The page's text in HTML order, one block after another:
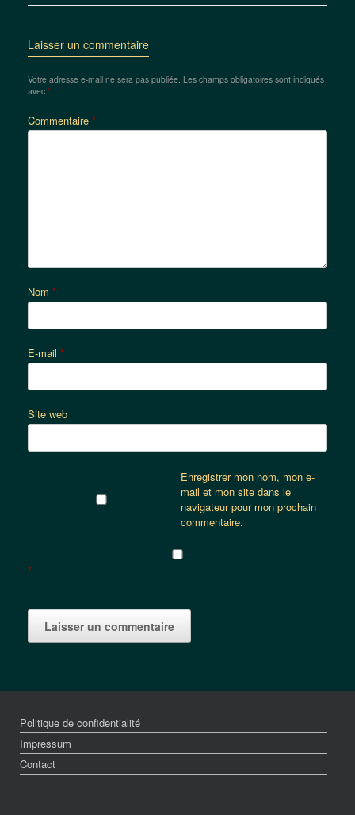
Laisser un commentaire
Votre adresse e-mail ne sera pas publiée. Les champs obligatoires sont indiqués
avec *
Commentaire *
Nom *
E-mail *
Site web
Enregistrer mon nom, mon e-
mail et mon site dans le
navigateur pour mon prochain
commentaire.
*
Politique de confidentialité
Impressum
Contact